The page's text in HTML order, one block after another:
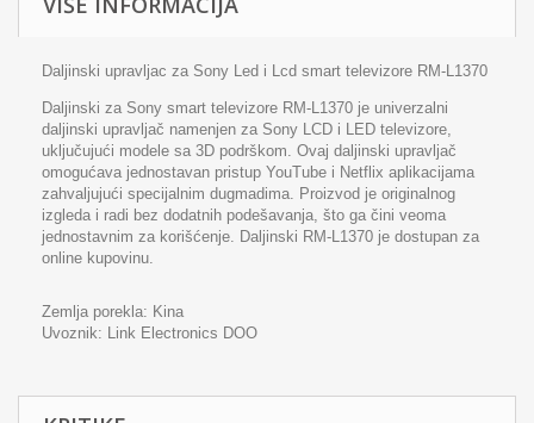
Daljinski upravljac za Sony Led i Lcd smart televizore RM-L1370
Daljinski za Sony smart televizore RM-L1370 je univerzalni
daljinski upravljač namenjen za Sony LCD i LED televizore,
uključujući modele sa 3D podrškom. Ovaj daljinski upravljač
omogućava jednostavan pristup YouTube i Netflix aplikacijama
zahvaljujući specijalnim dugmadima. Proizvod je originalnog
izgleda i radi bez dodatnih podešavanja, što ga čini veoma
jednostavnim za korišćenje. Daljinski RM-L1370 je dostupan za
online kupovinu.
Zemlja porekla: Kina
Uvoznik: Link Electronics DOO